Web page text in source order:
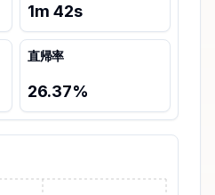
1m 42s
直帰率
26.37%